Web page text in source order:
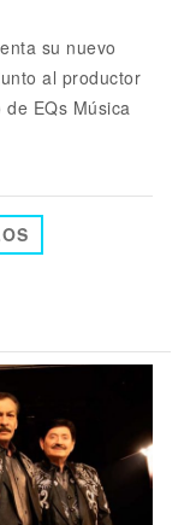
su nuevo
al productor
EQs Música